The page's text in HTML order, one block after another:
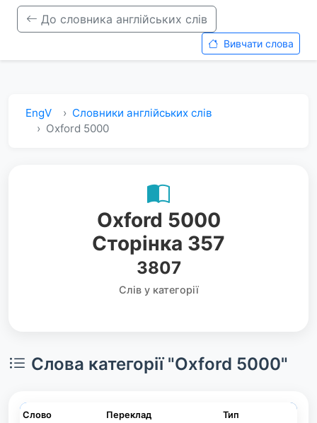
До словника англійських слів
Вивчати слова
EngV
Словники англійських слів
Oxford 5000
Oxford 5000
Сторінка 357
3807
Слів у категорії
Слова категорії "Oxford 5000"
Слово Переклад Тип